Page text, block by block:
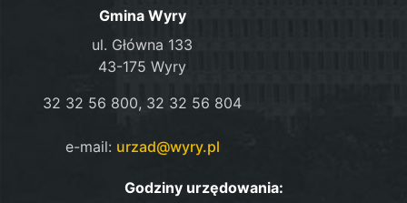
Gmina Wyry
ul. Główna 133
43-175 Wyry
32 32 56 800, 32 32 56 804
e-mail: urzad@wyry.pl
Godziny urzędowania: